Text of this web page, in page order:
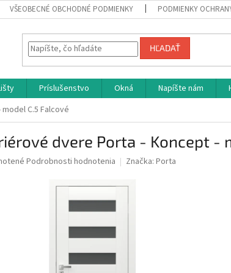
VŠEOBECNÉ OBCHODNÉ PODMIENKY PODMIENKY
HĽADAŤ
Príslušenstvo Okná Napíšte nám
C.5 Falcové
dvere Porta - Koncept -
Podrobnosti hodnotenia Značka: Porta